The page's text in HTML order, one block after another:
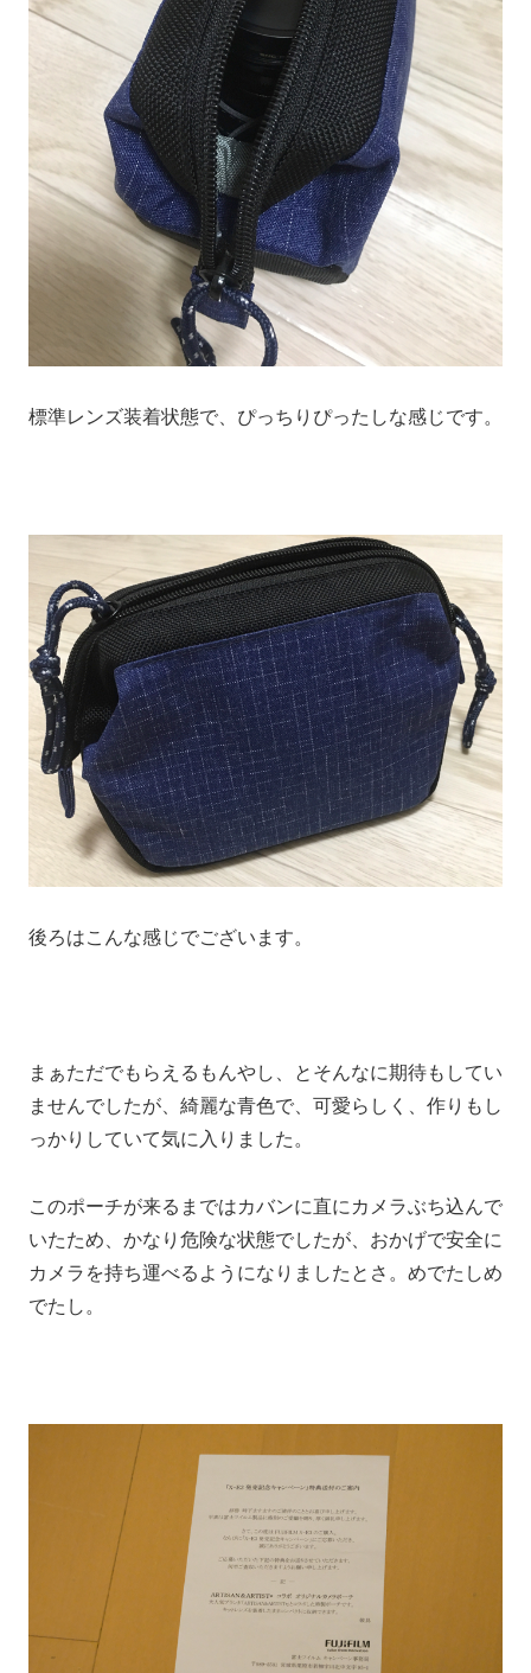
標準レンズ装着状態で、ぴっちりぴったしな感じです。
後ろはこんな感じでございます。
まぁただでもらえるもんやし、とそんなに期待もしてい
ませんでしたが、綺麗な青色で、可愛らしく、作りもし
っかりしていて気に入りました。
このポーチが来るまではカバンに直にカメラぶち込んで
いたため、かなり危険な状態でしたが、おかげで安全に
カメラを持ち運べるようになりましたとさ。めでたしめ
でたし。